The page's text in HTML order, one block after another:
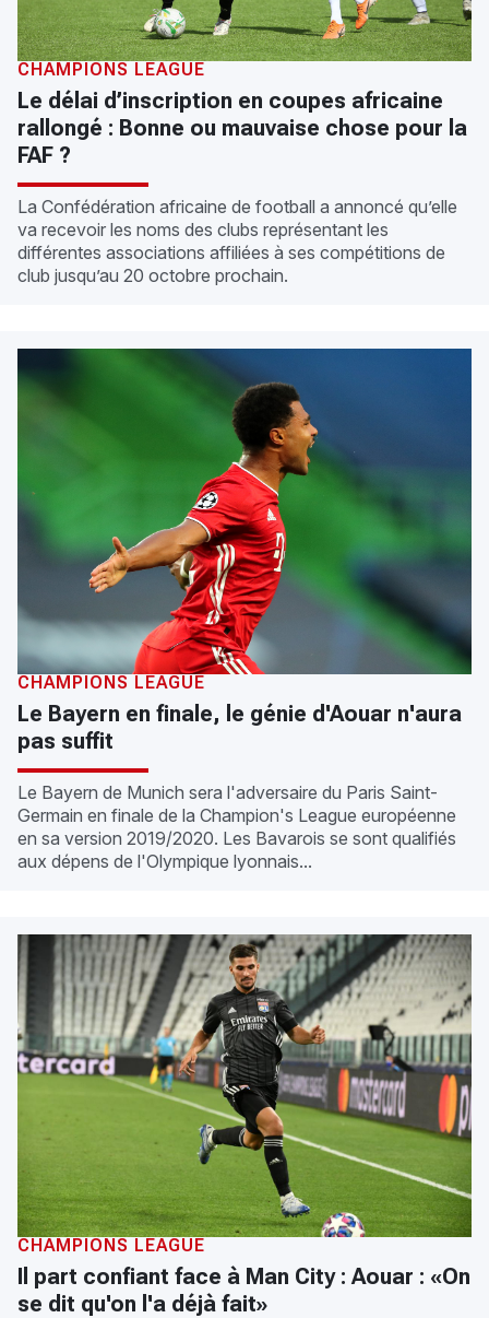
CHAMPIONS LEAGUE
Le délai d’inscription en coupes africaine
rallongé : Bonne ou mauvaise chose pour la
FAF ?
La Confédération africaine de football a annoncé qu’elle
va recevoir les noms des clubs représentant les
différentes associations affiliées à ses compétitions de
club jusqu’au 20 octobre prochain.
CHAMPIONS LEAGUE
Le Bayern en finale, le génie d'Aouar n'aura
pas suffit
Le Bayern de Munich sera l'adversaire du Paris Saint-
Germain en finale de la Champion's League européenne
en sa version 2019/2020. Les Bavarois se sont qualifiés
aux dépens de l'Olympique lyonnais...
CHAMPIONS LEAGUE
Il part confiant face à Man City : Aouar : «On
se dit qu'on l'a déjà fait»